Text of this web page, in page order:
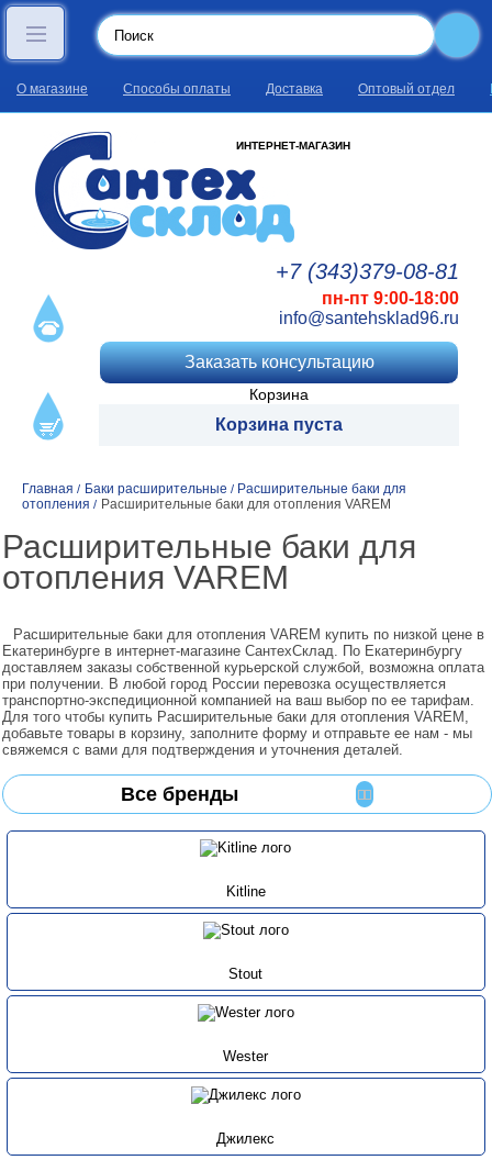
О магазине Способы оплаты Доставка Оптовый отдел
ИНТЕРНЕТ-МАГАЗИН
+7 (343)379-08-81
пн-пт 9:00-18:00
info@santehsklad96.ru
Заказать консультацию
Корзина
Корзина пуста
Главная / Баки расширительные / Расширительные баки для
отопления / Расширительные баки для отопления VAREM
Расширительные баки для
отопления VAREM
Расширительные баки для отопления VAREM купить по низкой цене в
Екатеринбурге в интернет-магазине СантехСклад. По Екатеринбургу
доставляем заказы собственной курьерской службой, возможна оплата
при получении. В любой город России перевозка осуществляется
транспортно-экспедиционной компанией на ваш выбор по ее тарифам.
Для того чтобы купить Расширительные баки для отопления VAREM,
добавьте товары в корзину, заполните форму и отправьте ее нам - мы
свяжемся с вами для подтверждения и уточнения деталей.
Все бренды
Kitline
Stout
Wester
Джилекс